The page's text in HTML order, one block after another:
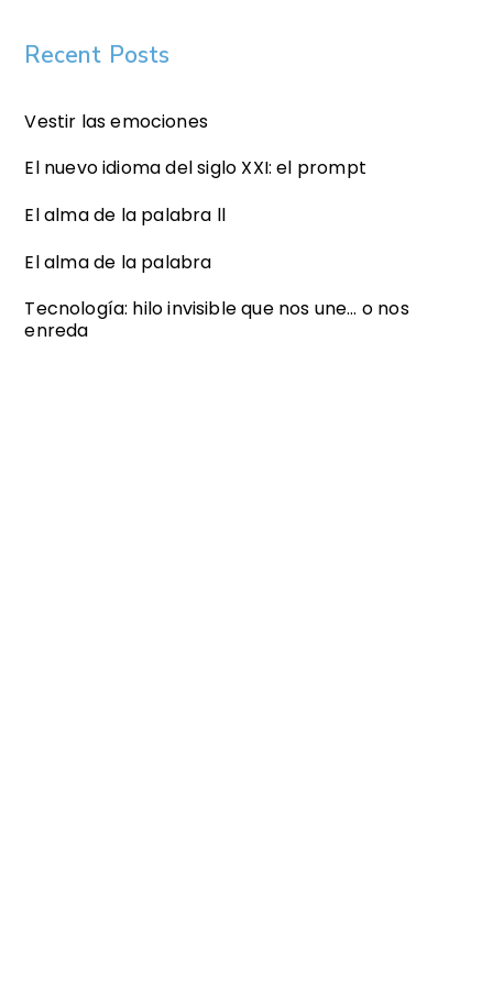
Recent Posts
Vestir las emociones
El nuevo idioma del siglo XXI: el prompt
El alma de la palabra ll
El alma de la palabra
Tecnología: hilo invisible que nos une… o nos
enreda